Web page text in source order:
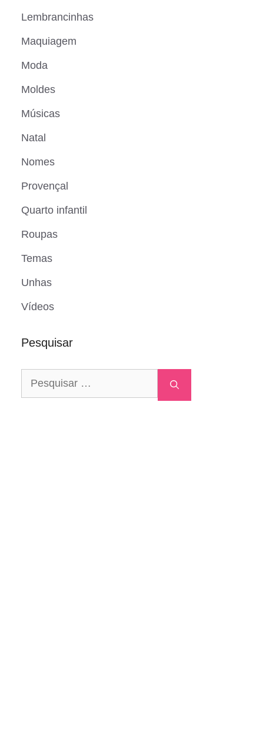
Lembrancinhas
Maquiagem
Moda
Moldes
Músicas
Natal
Nomes
Provençal
Quarto infantil
Roupas
Temas
Unhas
Vídeos
Pesquisar
Pesquisar
por: